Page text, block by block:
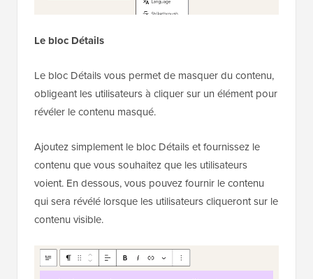
Le bloc Détails
Le bloc Détails vous permet de masquer du contenu,
obligeant les utilisateurs à cliquer sur un élément pour
révéler le contenu masqué.
Ajoutez simplement le bloc Détails et fournissez le
contenu que vous souhaitez que les utilisateurs
voient. En dessous, vous pouvez fournir le contenu
qui sera révélé lorsque les utilisateurs cliqueront sur le
contenu visible.